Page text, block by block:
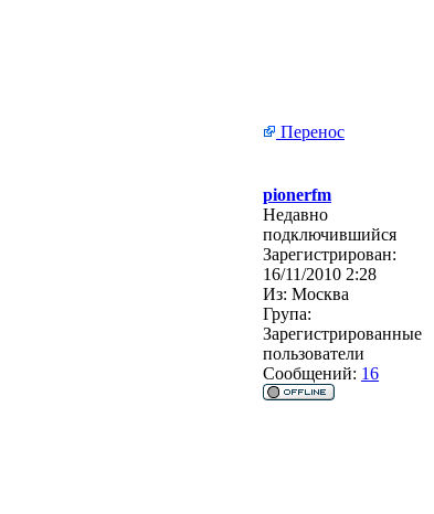
Перенос
pionerfm
Недавно
подключившийся
Зарегистрирован:
16/11/2010 2:28
Из: Москва
Група:
Зарегистрированные
пользователи
Сообщений: 16